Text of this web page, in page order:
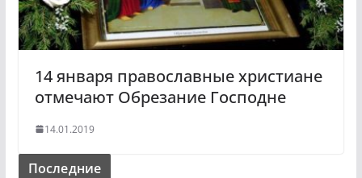
14 января православные христиане
отмечают Обрезание Господне
14.01.2019
Последние